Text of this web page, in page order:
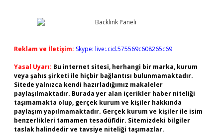
Reklam ve İletişim: Skype: live:.cid.575569c608265c69
Yasal Uyarı: Bu internet sitesi, herhangi bir marka, kurum
veya şahıs şirketi ile hiçbir bağlantısı bulunmamaktadır.
Sitede yalnızca kendi hazırladığımız makaleler
paylaşılmaktadır. Burada yer alan içerikler haber niteliği
taşımamakta olup, gerçek kurum ve kişiler hakkında
paylaşım yapılmamaktadır. Gerçek kurum ve kişiler ile isim
benzerlikleri tamamen tesadüfidir. Sitemizdeki bilgiler
taslak halindedir ve tavsiye niteliği taşımazlar.